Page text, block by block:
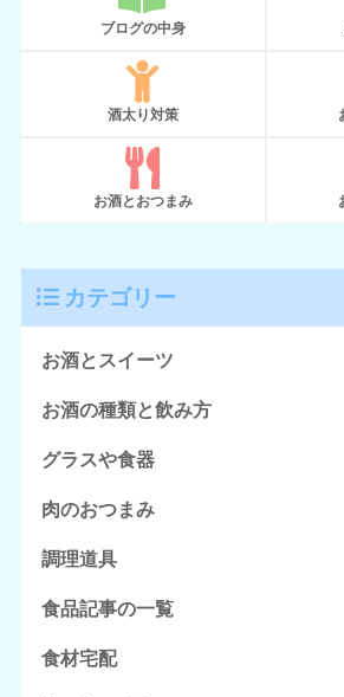
ブログの中身
酒太り対策
お酒とおつまみ
カテゴリー
お酒とスイーツ
お酒の種類と飲み方
グラスや食器
肉のおつまみ
調理道具
食品記事の一覧
食材宅配